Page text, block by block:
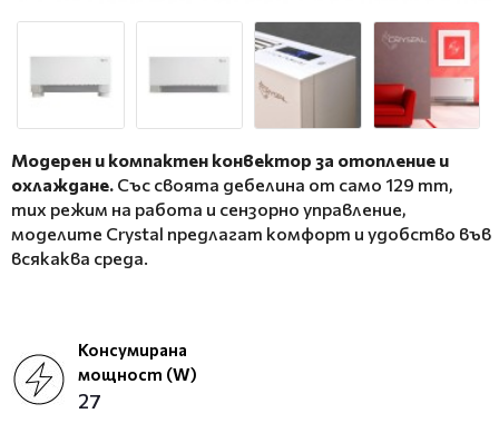
Модерен и компактен конвектор за отопление и
охлаждане. Със своята дебелина от само 129 mm,
тих режим на работа и сензорно управление,
моделите Crystal предлагат комфорт и удобство във
всякаква среда.
Консумирана
мощност (W)
27